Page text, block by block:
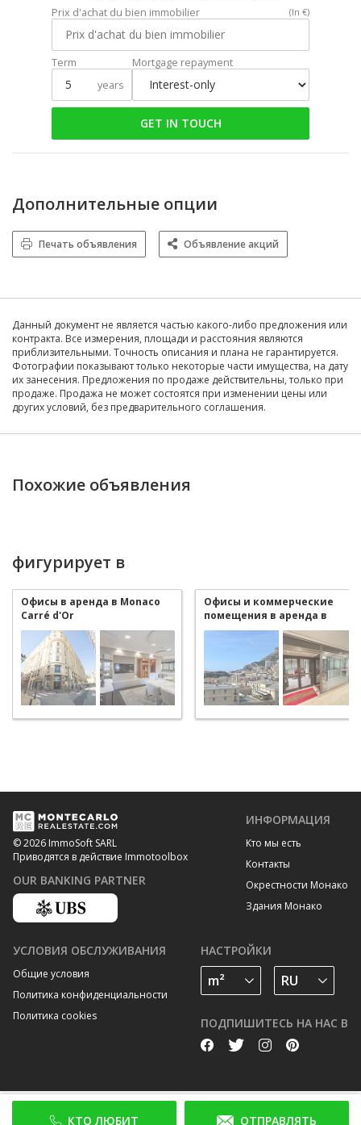
Prix d'achat du bien immobilier (In €)
Term
years
Mortgage repayment
GET IN TOUCH
КТО ЛЮБИТ ОТПРАВЛЯТЬ
Дополнительные опции
Печать объявления Объявление акций
Данный документ не является частью какого-либо предложения или
контракта. Все измерения, площади и расстояния являются
приблизительными. Точность описания и плана не гарантируется.
Фотографии показывают только некоторые части имущества, на дату
их занесения. Предложения по продаже действительны, только при
продаже. Продажа не может состоятся при изменении цены или
других условий, без предварительного соглашения.
Похожие объявления
фигурирует в
Офисы в аренда в Monaco
Carré d'Or
Офисы и коммерческие
помещения в аренда в
Monaco Carré d'Or
© 2026 ImmoSoft SARL
Приводятся в действие Immotoolbox
OUR BANKING PARTNER
ИНФОРМАЦИЯ
Кто мы есть
Контакты
Окрестности Монако
Здания Монако
УСЛОВИЯ ОБСЛУЖИВАНИЯ
Общие условия
Политика конфиденциальности
Политика cookies
НАСТРОЙКИ
ПОДПИШИТЕСЬ НА НАС В